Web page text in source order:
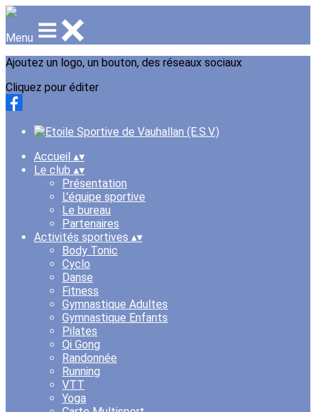
Menu
Ajoutez un logo, un bouton, des réseaux sociaux
Cliquez pour éditer
Accueil ▴▾
Le club ▴▾
Présentation
L'équipe sportive
Le bureau
Partenaires
Activités sportives ▴▾
Body Tonic
Cyclo
Danse
Fitness
Gymnastique Adultes
Gymnastique Enfants
Pilates
Qi Gong
Randonnée
Running
VTT
Yoga